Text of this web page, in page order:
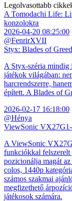
Legolvasottabb
A Tomodachi Life:
konzolokra
2026-04-20 08:25:00
@FenrirXVII
Styx: Blades of
A Styx-széria mindig
játékok világában:
harcrendszerre,
épített. A Blades of
2026-02-17 16:18:00
@Hénya
ViewSonic
A ViewSonic
funkciókkal
pozicionálja magát
colos, 1440p
számos szakmai
megfizethető
játékosok számára.